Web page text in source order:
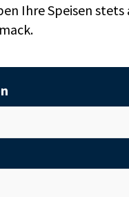
Ihre Speisen